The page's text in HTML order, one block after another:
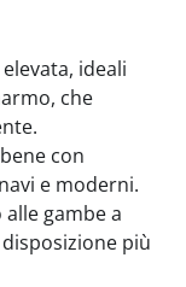
ideali
che
con
e moderni.
gambe a
più